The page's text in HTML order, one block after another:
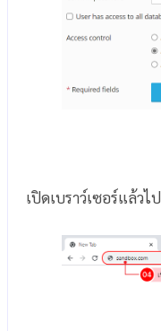
เปิดเบราว์เซอร์แล้ว